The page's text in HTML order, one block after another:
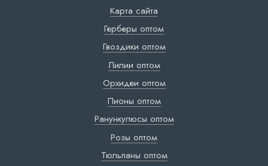
Карта сайта
Герберы оптом
Гвоздики оптом
Лилии оптом
Орхидеи оптом
Пионы оптом
Ранункулюсы оптом
Розы оптом
Тюльпаны оптом